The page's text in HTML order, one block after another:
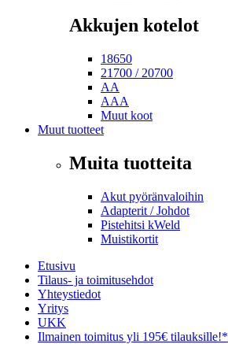
Akkujen kotelot
18650
21700 / 20700
AA
AAA
Muut koot
Muut tuotteet
Muita tuotteita
Akut pyöränvaloihin
Adapterit / Johdot
Pistehitsi kWeld
Muistikortit
Etusivu
Tilaus- ja toimitusehdot
Yhteystiedot
Yritys
UKK
Ilmainen toimitus yli 195€ tilauksille!*